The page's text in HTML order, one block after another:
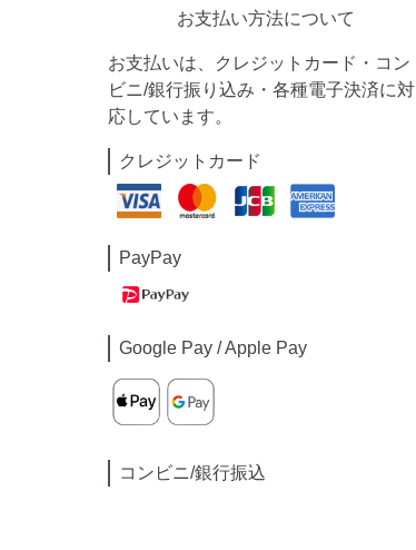
お支払い方法について
お支払いは、クレジットカード・コン
ビニ/銀行振り込み・各種電子決済に対
応しています。
クレジットカード
PayPay
Google Pay / Apple Pay
コンビニ/銀行振込